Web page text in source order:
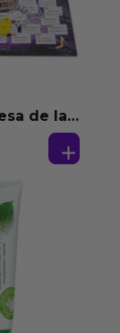
de las